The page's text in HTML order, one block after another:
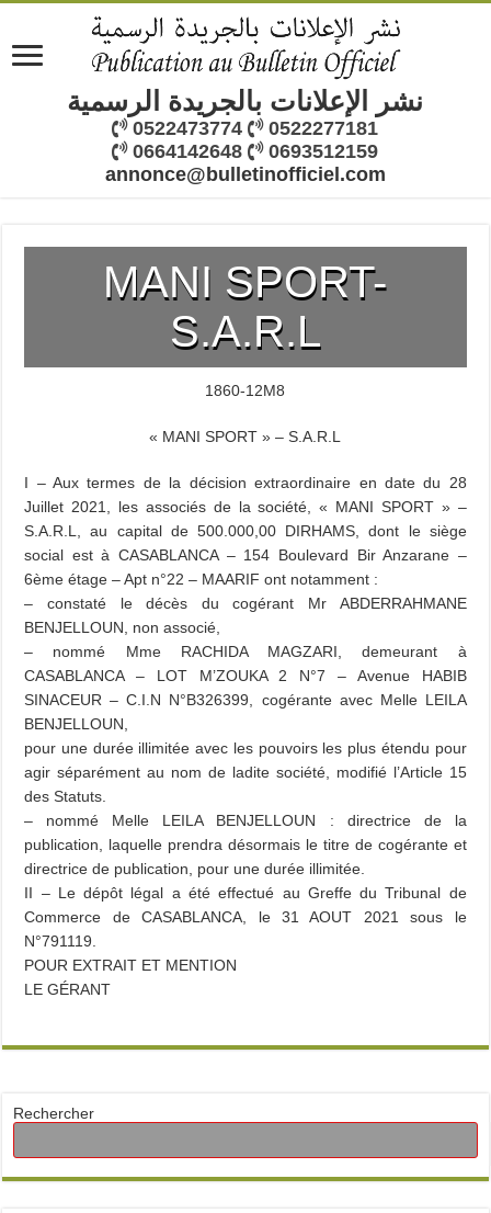
نشر الإعلانات بالجريدة الرسمية
0522473774
0522277181
0664142648
0693512159
annonce@bulletinofficiel.com
MANI SPORT-
S.A.R.L
1860-12M8
« MANI SPORT » – S.A.R.L
I – Aux termes de la décision extraordinaire en date du 28
Juillet 2021, les associés de la société, « MANI SPORT » –
S.A.R.L, au capital de 500.000,00 DIRHAMS, dont le siège
social est à CASABLANCA – 154 Boulevard Bir Anzarane –
6ème étage – Apt n°22 – MAARIF ont notamment :
– constaté le décès du cogérant Mr ABDERRAHMANE
BENJELLOUN, non associé,
– nommé Mme RACHIDA MAGZARI, demeurant à
CASABLANCA – LOT M’ZOUKA 2 N°7 – Avenue HABIB
SINACEUR – C.I.N N°B326399, cogérante avec Melle LEILA
BENJELLOUN,
pour une durée illimitée avec les pouvoirs les plus étendu pour
agir séparément au nom de ladite société, modifié l’Article 15
des Statuts.
– nommé Melle LEILA BENJELLOUN : directrice de la
publication, laquelle prendra désormais le titre de cogérante et
directrice de publication, pour une durée illimitée.
II – Le dépôt légal a été effectué au Greffe du Tribunal de
Commerce de CASABLANCA, le 31 AOUT 2021 sous le
N°791119.
POUR EXTRAIT ET MENTION
LE GÉRANT
Rechercher